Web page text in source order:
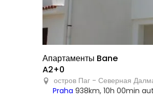
Апартаменты Bane
A2+0
остров Паг - Северная
Praha 938km, 10h 00min